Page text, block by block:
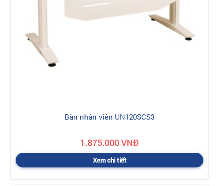
Bàn nhân viên UN120SCS3
1.875.000 VNĐ
Xem chi tiết